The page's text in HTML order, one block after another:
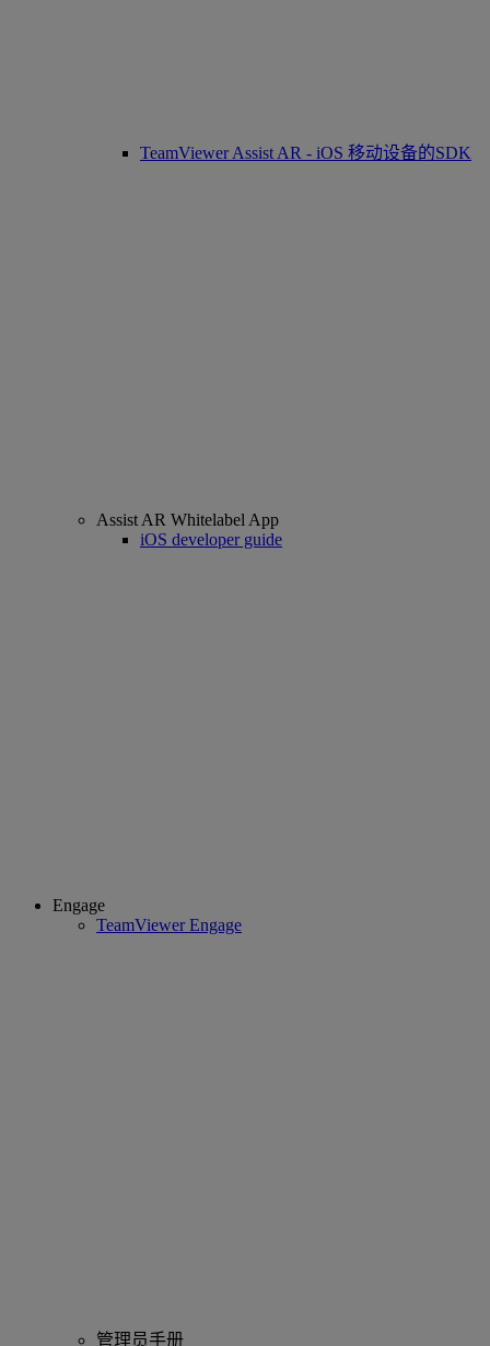
TeamViewer Assist AR - iOS 移动设备的SDK
Assist AR Whitelabel App
iOS developer guide
Engage
TeamViewer Engage
管理员手册